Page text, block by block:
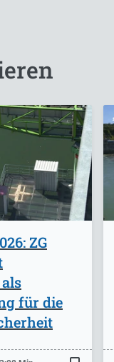
ZG
für die